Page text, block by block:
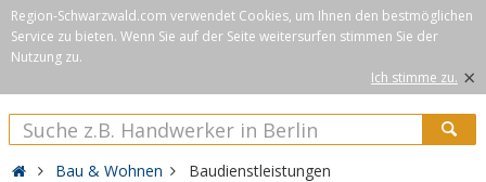
Region-Schwarzwald.com verwendet Cookies, um Ihnen den bestmöglichen
Service zu bieten. Wenn Sie auf der Seite weitersurfen stimmen Sie der
Nutzung zu.
Ich stimme zu. ×
Bau & Wohnen Baudienstleistungen